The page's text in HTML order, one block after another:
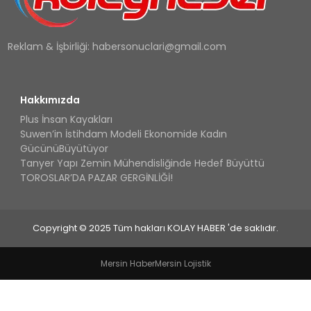
Reklam & İşbirliği: habersonuclari@gmail.com
Hakkımızda
Plus İnsan Kayakları
Suwen’in İstihdam Modeli Ekonomide Kadın
GücünüBüyütüyor
Tanyer Yapı Zemin Mühendisliğinde Hedef Büyüttü
TOROSLAR’DA PAZAR GERGİNLİĞİ!
Copyright © 2025 Tüm hakları KOLAY HABER 'de saklıdır.
Mersin HaberMersin Lojistik